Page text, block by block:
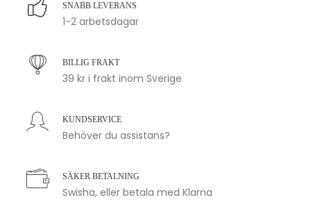
SNABB LEVERANS
1-2 arbetsdagar
BILLIG FRAKT
39 kr i frakt inom Sverige
KUNDSERVICE
Behöver du assistans?
SÄKER BETALNING
Swisha, eller betala med Klarna